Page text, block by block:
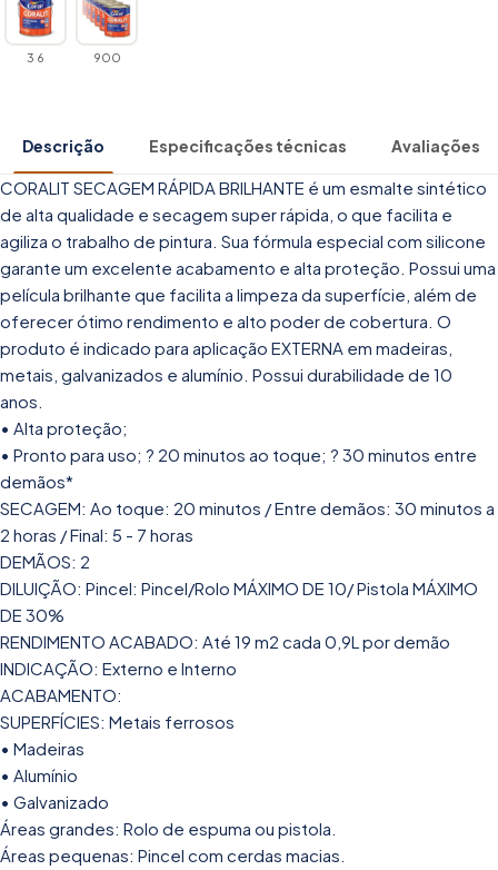
3 6 900
Descrição Especificações técnicas Avaliações
CORALIT SECAGEM RÁPIDA BRILHANTE é um esmalte sintético
de alta qualidade e secagem super rápida, o que facilita e
agiliza o trabalho de pintura. Sua fórmula especial com silicone
garante um excelente acabamento e alta proteção. Possui uma
película brilhante que facilita a limpeza da superfície, além de
oferecer ótimo rendimento e alto poder de cobertura. O
produto é indicado para aplicação EXTERNA em madeiras,
metais, galvanizados e alumínio. Possui durabilidade de 10
anos.
• Alta proteção;
• Pronto para uso; ? 20 minutos ao toque; ? 30 minutos entre
demãos*
SECAGEM: Ao toque: 20 minutos / Entre demãos: 30 minutos a
2 horas / Final: 5 - 7 horas
DEMÃOS: 2
DILUIÇÃO: Pincel: Pincel/Rolo MÁXIMO DE 10/ Pistola MÁXIMO
DE 30%
RENDIMENTO ACABADO: Até 19 m2 cada 0,9L por demão
INDICAÇÃO: Externo e Interno
ACABAMENTO:
SUPERFÍCIES: Metais ferrosos
• Madeiras
• Alumínio
• Galvanizado
Áreas grandes: Rolo de espuma ou pistola.
Áreas pequenas: Pincel com cerdas macias.